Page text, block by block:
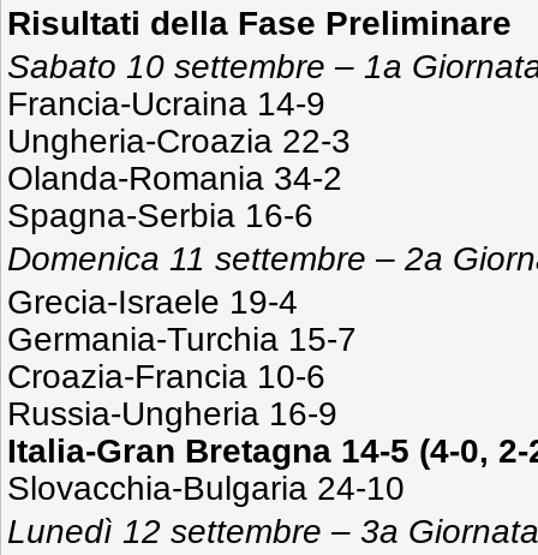
Risultati della Fase Preliminare
Sabato 10 settembre – 1a
Francia-Ucraina 14-9
Ungheria-Croazia 22-3
Olanda-Romania 34-2
Spagna-Serbia 16-6
Domenica 11 settembre – 2a
Grecia-Israele 19-4
Germania-Turchia 15-7
Croazia-Francia 10-6
Russia-Ungheria 16-9
Italia-Gran Bretagna 14-5 (4-0, 2-
Slovacchia-Bulgaria 24-10
Lunedì 12 settembre – 3a Giornata